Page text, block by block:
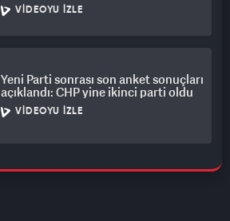
VIDEOYU İZLE
Yeni Parti sonrası son anket sonuçları
açıklandı: CHP yine ikinci parti oldu
VIDEOYU İZLE